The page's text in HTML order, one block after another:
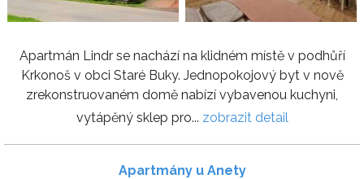
Apartmán Lindr se nachází na klidném místě v podhůří
Krkonoš v obci Staré Buky. Jednopokojový byt v nově
zrekonstruovaném domě nabízí vybavenou kuchyni,
vytápěný sklep pro... zobrazit detail
Apartmány u Anety